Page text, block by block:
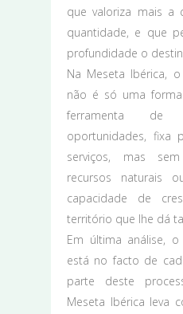
que valoriza mais a
quantidade, e que
profundidade o
Na Meseta Ibérica,
não é só uma
ferramenta de
oportunidades, fixa
serviços, mas
recursos naturais
capacidade de
território que lhe dá
Em última análise,
está no facto de
parte deste
Meseta Ibérica leva